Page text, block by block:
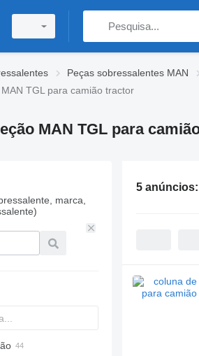
Peças sobressalentes MAN
TGL para camião tractor
MAN TGL para
marca,
5 anúncios: